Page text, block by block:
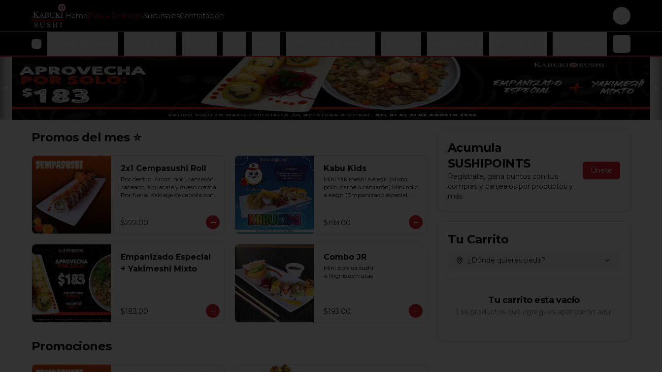
HomePide a DomicilioSucursalesContratación Login
Promos del mes ⭐
2x1 Cempasushi Roll
Por dentro: Arroz, nori, camarón
capeado, aguacate y queso crema.
Por fuera: Kakiage de cebolla con
$222.00
Kabu Kids
Mini Yakimeshi a elegir (Mixto,
pollo, carne o camarón) Mini rollo
a elegir (Empanizado especial,
$193.00
Empanizado Especial
+ Yakimeshi Mixto
$183.00
Combo JR
Mini piza de sushi
4 Nigiris de frutas
$193.00
Promociones
Acumula
SUSHIPOINTS
Regístrate, gana puntos con tus
compras y canjealos por productos y
más
Únete
Tu Carrito
¿Dónde quieres pedir?
Tu carrito esta vacío
Los productos que agregues aparecerán aquí